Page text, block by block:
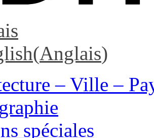
(Anglais)
– Ville –
spéciales